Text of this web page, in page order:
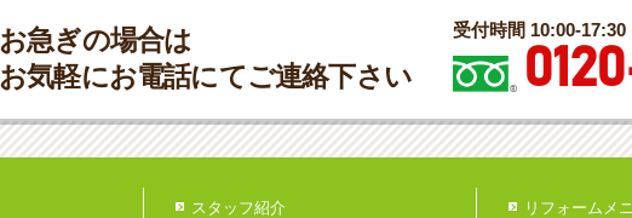
お急ぎの場合は
お気軽にお電話にてご連絡下さい
受付時間 10:00-17:30
スタッフ紹介
リフォームメ